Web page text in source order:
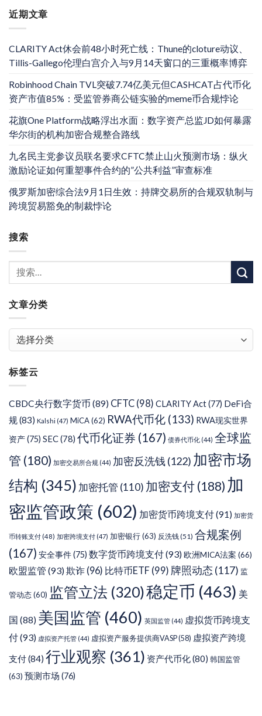
近期文章
CLARITY Act休会前48小时死亡线：Thune的cloture动议、
Tillis-Gallego伦理白宫介入与9月14天窗口的三重概率博弈
Robinhood Chain TVL突破7.74亿美元但CASHCAT占代币化
资产市值85%：受监管券商公链实验的meme币合规悖论
花旗One Platform战略浮出水面：数字资产总监JD如何暴露
华尔街的机构加密合规整合路线
九名民主党参议员联名要求CFTC禁止山火预测市场：纵火
激励论证如何重塑事件合约的”公共利益”审查标准
俄罗斯加密综合法9月1日生效：持牌交易所的合规双轨制与
跨境贸易豁免的制裁悖论
搜索
文章分类
类
标签云
CBDC央行数字货币 (89) CFTC (98) CLARITY Act(77) DeFi合
规(83) Kalshi (47) MiCA(62) RWA代币化 (133) RWA现实世界
资产(75) SEC(78) 代币化证券 (167) 债券代币化 (44) 全球监
管 (180) 加密交易所合规 (44) 加密反洗钱 (122) 加密市场
结构 (345) 加密托管 (110) 加密支付 (188) 加
密监管政策 (602) 加密货币跨境支付(91) 加密货
币转账支付 (48) 加密跨境支付 (47) 加密银行(63) 反洗钱(51) 合规案例
(167) 安全事件(75) 数字货币跨境支付(93)欧洲MICA法案 (66)
欧盟监管 (93)欺诈 (96) 比特币ETF (99) 牌照动态 (117) 监
管动态(60) 监管立法 (320)稳定币 (463) 美
国 (88) 美国监管 (460) 英国监管 (44) 虚拟货币跨境支
付(93) 虚拟资产托管 (44) 虚拟资产服务提供商VASP(58) 虚拟资产跨境
支付(84) 行业观察 (361) 资产代币化(80) 韩国监管
(63) 预测市场 (76)